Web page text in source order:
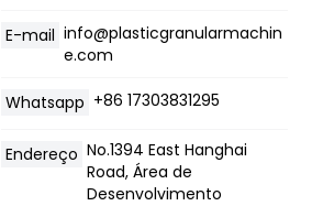
E-mail info@plasticgranularmachin
e.com
Whatsapp +86 17303831295
Endereço No.1394 East Hanghai
Road, Área de
Desenvolvimento